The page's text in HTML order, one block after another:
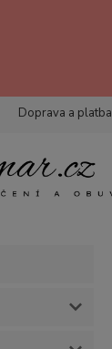
Doprava a platba